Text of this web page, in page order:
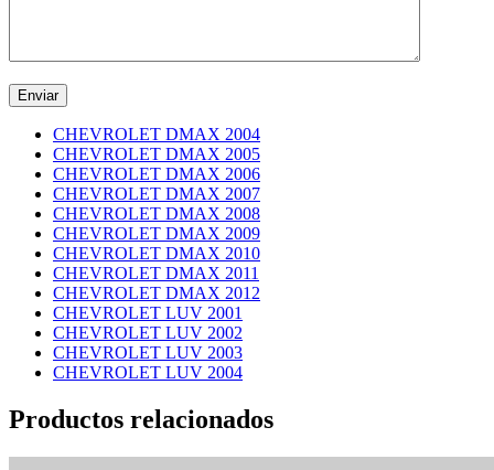
CHEVROLET DMAX 2004
CHEVROLET DMAX 2005
CHEVROLET DMAX 2006
CHEVROLET DMAX 2007
CHEVROLET DMAX 2008
CHEVROLET DMAX 2009
CHEVROLET DMAX 2010
CHEVROLET DMAX 2011
CHEVROLET DMAX 2012
CHEVROLET LUV 2001
CHEVROLET LUV 2002
CHEVROLET LUV 2003
CHEVROLET LUV 2004
Productos relacionados